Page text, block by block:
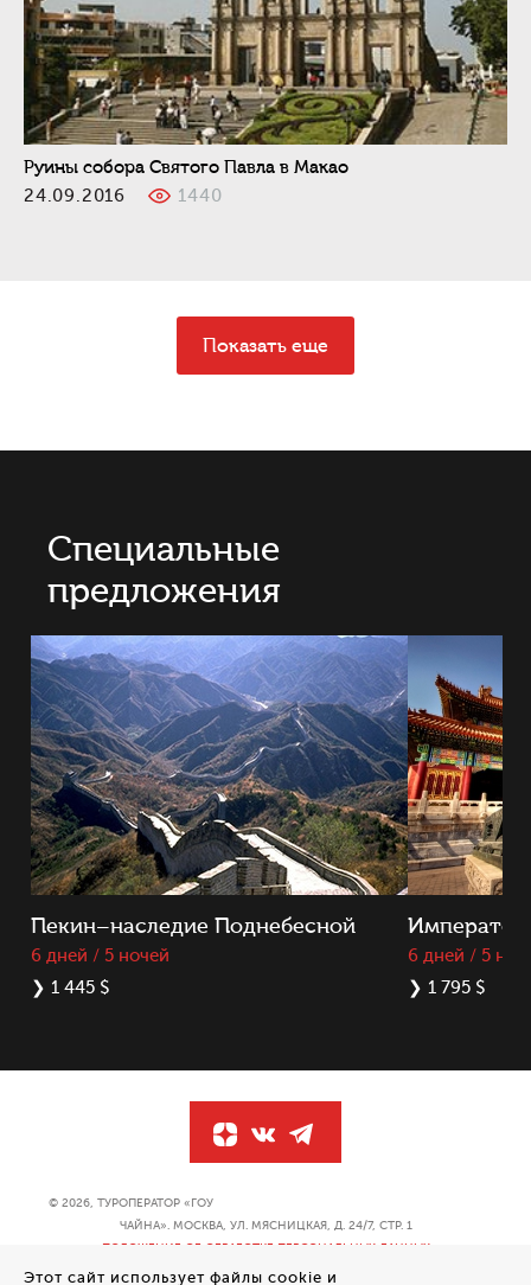
Руины собора Святого Павла в Макао
24.09.2016
1440
Показать еще
Специальные
предложения
Пекин–наследие Поднебесной
6 дней / 5 ночей
❯ 1 445 $
6 дней / 5
❯ 1 795 $
© 2026, ТУРОПЕРАТОР «ГОУ
ЧАЙНА». МОСКВА, УЛ. МЯСНИЦКАЯ, Д. 24/7, СТР. 1
ПОЛОЖЕНИЕ ОБ ОБРАБОТКЕ ПЕРСОНАЛЬНЫХ ДАННЫХ
Этот сайт использует файлы cookie и